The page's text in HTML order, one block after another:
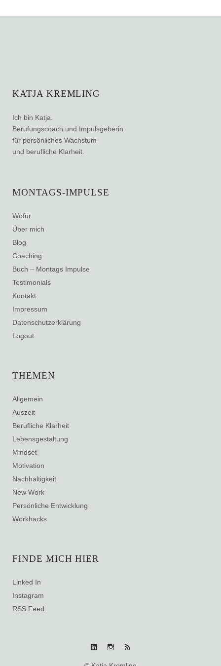
KATJA KREMLING
Ich bin Katja.
Berufungscoach und Impulsgeberin
für persönliches Wachstum
und berufliche Klarheit.
MONTAGS-IMPULSE
Wofür
Über mich
Blog
Coaching
Buch – Montags Impulse
Testimonials
Kontakt
Impressum
Datenschutzerklärung
Logout
THEMEN
Allgemein
Auszeit
Berufliche Klarheit
Lebensgestaltung
Mindset
Motivation
Nachhaltigkeit
New Work
Persönliche Entwicklung
Workhacks
FINDE MICH HIER
Linked In
Instagram
RSS Feed
LinkedInstagram
RSS